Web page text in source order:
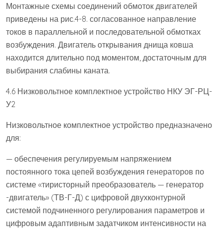
Монтажные схемы соединений обмоток двигателей
приведены на рис.4-8. согласованное направление
токов в параллельной и последовательной обмотках
возбуждения. Двигатель открывания днища ковша
находится длительно под моментом, достаточным для
выбирания слабины каната.
4.6 Низковольтное комплектное устройство НКУ ЭГ-РЦ-
У2
Низковольтное комплектное устройство предназначено
для:
— обеспечения регулируемым напряжением
постоянного тока цепей возбуждения генераторов по
системе «тиристорный преобразователь — генератор
-двигатель» (ТВ-Г-Д) с цифровой двухконтурной
системой подчиненного регулирования параметров и
цифровым адаптивным задатчиком интенсивности на